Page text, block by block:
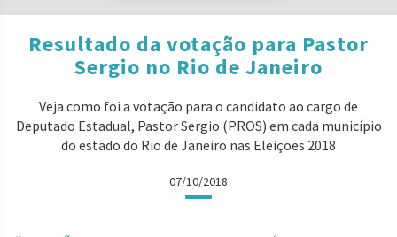
Resultado da votação para Pastor
Sergio no Rio de Janeiro
Veja como foi a votação para o candidato ao cargo de
Deputado Estadual, Pastor Sergio (PROS) em cada município
do estado do Rio de Janeiro nas Eleições 2018
07/10/2018